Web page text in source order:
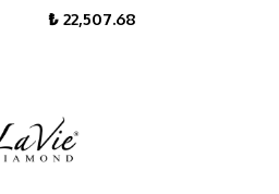
₺ 22,507.68